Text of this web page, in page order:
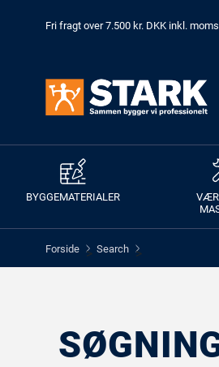
Fri fragt over 7.500 kr. DKK inkl. moms
BYGGEMATERIALER
Forside > Search >